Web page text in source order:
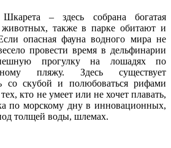
– здесь собрана богатая
также в парке обитают и
опасная фауна водного мира не
провести время в дельфинарии
прогулку на лошадях по
пляжу. Здесь существует
со скубой и полюбоваться рифами
кто не умеет или не хочет плавать,
по морскому дну в инновационных,
толщей воды, шлемах.